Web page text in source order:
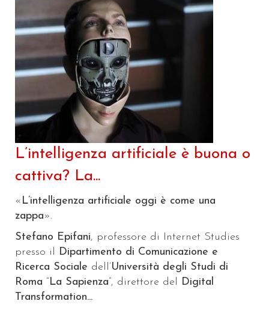
L’intelligenza artificiale è buona o
cattiva? La...
« L’intelligenza artificiale oggi è come una
zappa».
Stefano Epifani, professore di Internet Studies
presso il
Dipartimento di Comunicazione e
Ricerca Sociale dell’Università degli Studi di
Roma “La Sapienza”, direttore del
Digital
Transformation...